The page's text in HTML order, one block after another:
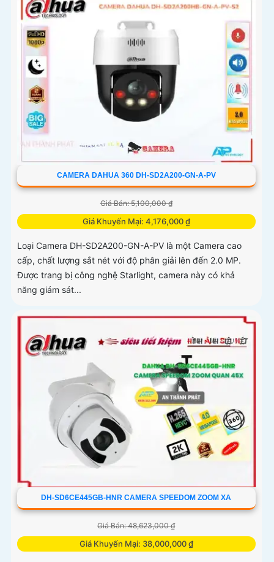
CAMERA DAHUA 360 DH-SD2A200-GN-A-PV
Giá Bán: 5,100,000 ₫
Giá Khuyến Mại: 4,176,000 ₫
Loại Camera DH-SD2A200-GN-A-PV là một Camera cao
cấp, chất lượng sắt nét với độ phân giải lên đến 2.0 MP.
Được trang bị công nghệ Starlight, camera này có khả
năng giám sát...
DH-SD6CE445GB-HNR CAMERA SPEEDOM ZOOM XA
Giá Bán: 48,623,000 ₫
Giá Khuyến Mại: 38,000,000 ₫